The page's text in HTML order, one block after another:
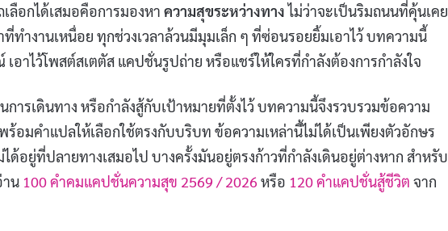
ลือกได้เสมอคือการมองหา ความสุขระหว่างทางไม่ว่าจะเป็นริมถนนที่คุ้นเคย
ทำงานเหนื่อย ทุกช่วงเวลาล้วนมีมุมเล็ก ๆ ที่ซ่อนรอยยิ้มเอาไว้ บทความนี้
าไว้โพสต์สเตตัส แคปชั่นรูปถ่าย หรือแชร์ให้ใครที่กำลังต้องการกำลังใจ
ารเดินทาง หรือกำลังสู้กับเป้าหมายที่ตั้งไว้ บทความนี้จึงรวบรวมข้อความ
อมคำแปลให้เลือกใช้ตรงกับบริบท ข้อความเหล่านี้ไม่ได้เป็นเพียงตัวอักษร
ด้อยู่ที่ปลายทางเสมอไป บางครั้งมันอยู่ตรงก้าวที่กำลังเดินอยู่ต่างหาก สำหรับ
าน 100 คำคมแคปชั่นความสุข 2569 / 2026 หรือ 120 คำแคปชั่นสู้ชีวิต จาก